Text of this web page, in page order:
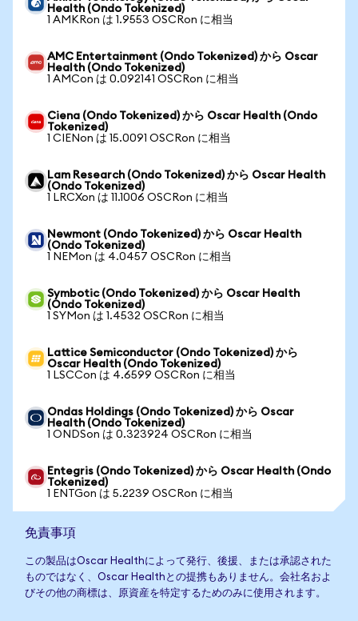
Health (Ondo Tokenized)
1 AMKRon は 1.9553 OSCRon に相当
AMC Entertainment (Ondo Tokenized) から Oscar
Health (Ondo Tokenized)
1 AMCon は 0.092141 OSCRon に相当
Ciena (Ondo Tokenized) から Oscar Health (Ondo
Tokenized)
1 CIENon は 15.0091 OSCRon に相当
Lam Research (Ondo Tokenized) から Oscar Health
(Ondo Tokenized)
1 LRCXon は 11.1006 OSCRon に相当
Newmont (Ondo Tokenized) から Oscar Health
(Ondo Tokenized)
1 NEMon は 4.0457 OSCRon に相当
Symbotic (Ondo Tokenized) から Oscar Health
(Ondo Tokenized)
1 SYMon は 1.4532 OSCRon に相当
Lattice Semiconductor (Ondo Tokenized) から
Oscar Health (Ondo Tokenized)
1 LSCCon は 4.6599 OSCRon に相当
Ondas Holdings (Ondo Tokenized) から Oscar
Health (Ondo Tokenized)
1 ONDSon は 0.323924 OSCRon に相当
Entegris (Ondo Tokenized) から Oscar Health (Ondo
Tokenized)
1 ENTGon は 5.2239 OSCRon に相当
免責事項
この製品はOscar Healthによって発行、後援、または承認された
ものではなく、Oscar Healthとの提携もありません。会社名およ
びその他の商標は、原資産を特定するためのみに使用されます。